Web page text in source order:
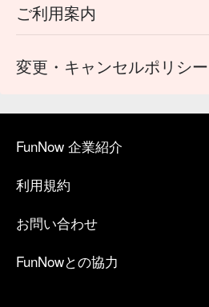
ご利用案内
変更・キャンセルポリシー
FunNow 企業紹介
利用規約
お問い合わせ
FunNowとの協力